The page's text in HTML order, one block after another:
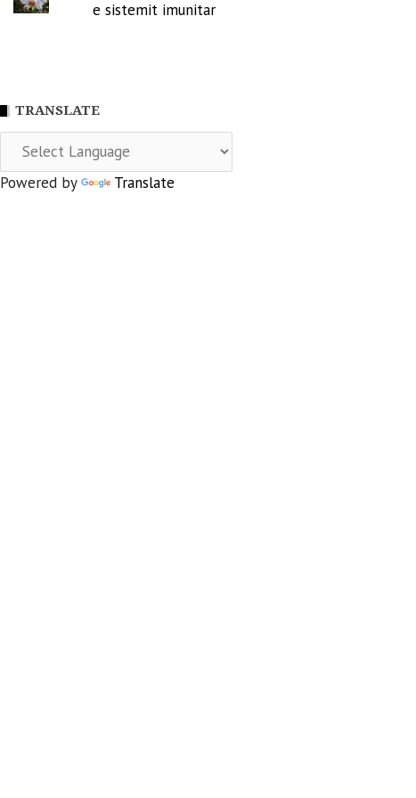
e sistemit imunitar
TRANSLATE
Powered by Translate